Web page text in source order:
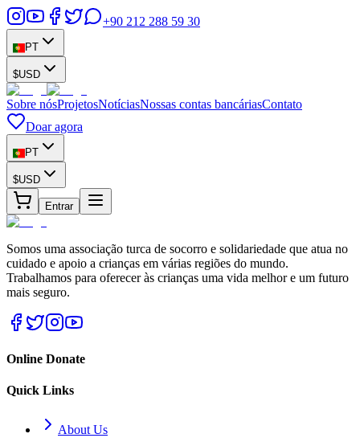
+90 212 288 59 30
PT
$USD
Sobre nósProjetosNotíciasNossas contas bancáriasContato
Doar agora
PT
$USD
Entrar
Somos uma associação turca de socorro e solidariedade que atua no
cuidado e apoio a crianças em várias regiões do mundo.
Trabalhamos para oferecer às crianças uma vida melhor e um futuro
mais seguro.
Online Donate
Quick Links
About Us